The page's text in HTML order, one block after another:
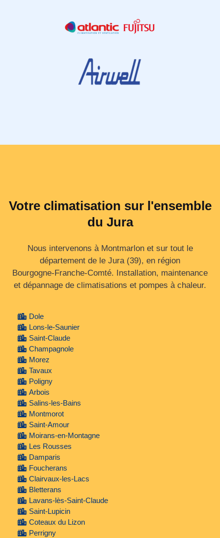
Votre climatisation sur l'ensemble
du Jura
Nous intervenons à Montmarlon et sur tout le
département de le Jura (39), en région
Bourgogne‑Franche‑Comté. Installation, maintenance
et dépannage de climatisations et pompes à chaleur.
Dole
Lons-le-Saunier
Saint-Claude
Champagnole
Morez
Tavaux
Poligny
Arbois
Salins-les-Bains
Montmorot
Saint-Amour
Moirans-en-Montagne
Les Rousses
Damparis
Foucherans
Clairvaux-les-Lacs
Bletterans
Lavans-lès-Saint-Claude
Saint-Lupicin
Coteaux du Lizon
Perrigny